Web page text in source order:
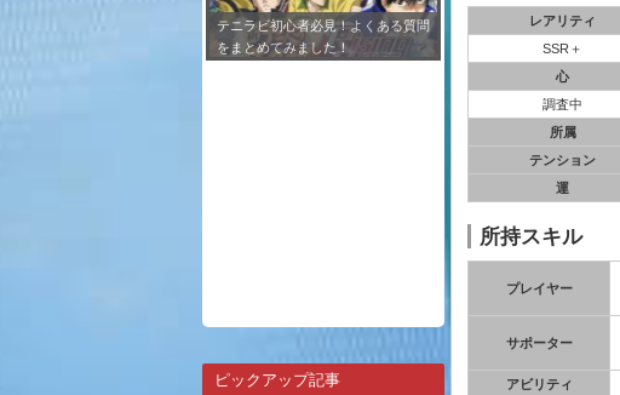
テニラビ初心者必見！よくある質問
をまとめてみました！
ピックアップ記事
レアリティ
SSR＋
心
調査中
所属
テンション
運
所持スキル
プレイヤー
サポーター
アビリティ